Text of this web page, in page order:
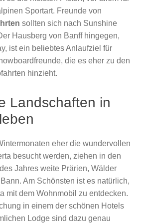
Sportart. Freunde von
sollten sich nach Sunshine
Hausberg von Banff hingegen,
ist ein beliebtes Anlaufziel für
die es eher zu den
hinzieht.
Landschaften in
eher die wundervollen
besucht werden, ziehen in den
Jahres weite Prärien, Wälder
Am Schönsten ist es natürlich,
mit dem Wohnmobil zu entdecken.
in einem der schönen Hotels
Lodge sind dazu genau